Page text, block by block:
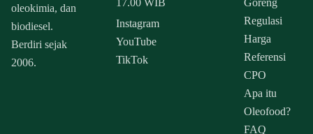
oleokimia, dan
biodiesel.
Berdiri sejak
2006.
Instagram
YouTube
TikTok
Regulasi
Harga
Referensi
CPO
Apa itu
Oleofood?
FAQ